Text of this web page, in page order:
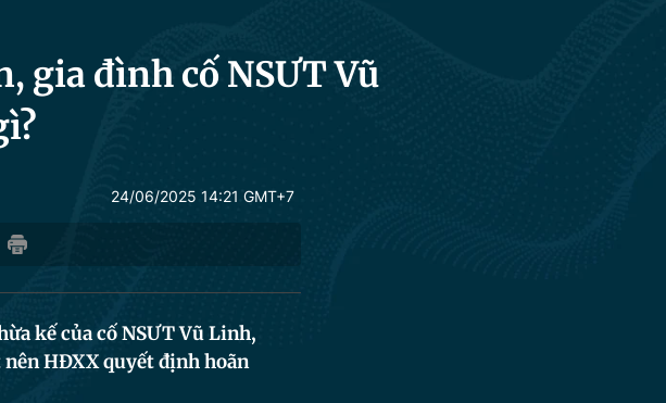
gia đình cố NSƯT Vũ
24/06/2025 14:21 GMT+7
kế của cố NSƯT Vũ Linh,
HĐXX quyết định hoãn